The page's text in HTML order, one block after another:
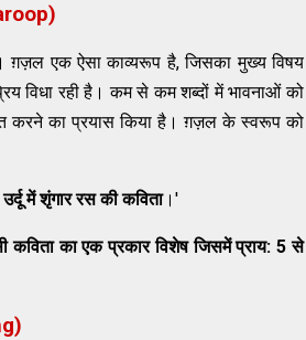
ग़ज़ल एक ऐसा काव्यरूप है, जिसका मुख्य विषय
विधा रही है। कम से कम शब्दों में भावनाओं को
करने का प्रयास किया है। ग़ज़ल के स्वरूप को
में शृंगार रस की कविता।'
कविता का एक प्रकार विशेष जिसमें प्राय: 5 से